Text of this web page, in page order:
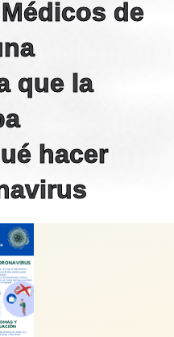
de
que la
hacer